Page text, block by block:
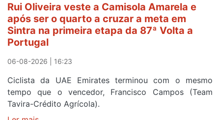
etapa
da
Volta
a
Portugal
Rui Oliveira veste a Camisola Amarela e
após ser o quarto a cruzar a meta em
Sintra na primeira etapa da 87ª Volta a
Portugal
06-08-2026 | 16:23
Ciclista da UAE Emirates terminou com o mesmo
tempo que o vencedor, Francisco Campos (Team
Tavira-Crédito Agrícola).